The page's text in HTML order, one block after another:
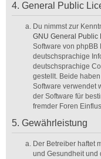
4. General Public
Du nimmst zur
GNU General Public
Software von phpBB
deutschsprachige
deutschsprachige
gestellt. Beide
Software verwendet
der Software für
fremder Foren
5. Gewährleistung
Der Betreiber haftet
und Gesundheit und